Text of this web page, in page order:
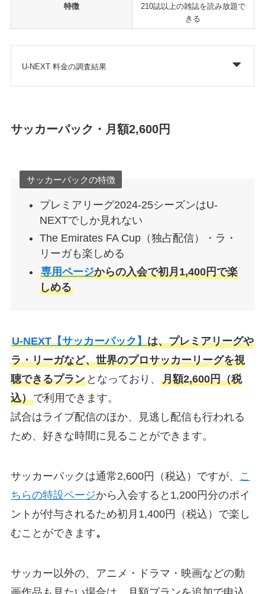
特徴
210誌以上の雑誌を読み放題で
きる
U-NEXT 料金の調査結果
サッカーパック・月額2,600円
サッカーパックの特徴
プレミアリーグ2024-25シーズンはU-
NEXTでしか見れない
The Emirates FA Cup（独占配信）・ラ・
リーガも楽しめる
専用ページからの入会で初月1,400円で楽
しめる
U-NEXT【サッカーパック】は、プレミアリーグや
ラ・リーガなど、世界のプロサッカーリーグを視
聴できるプランとなっており、 月額2,600円（税
込）で利用できます。
試合はライブ配信のほか、見逃し配信も行われる
ため、好きな時間に見ることができます。
サッカーパックは通常2,600円（税込）ですが、
こ
ちらの特設ページから入会すると1,200円分のポイ
ントが付与されるため初月1,400円（税込）で楽し
むことができます。
サッカー以外の、アニメ・ドラマ・映画などの動